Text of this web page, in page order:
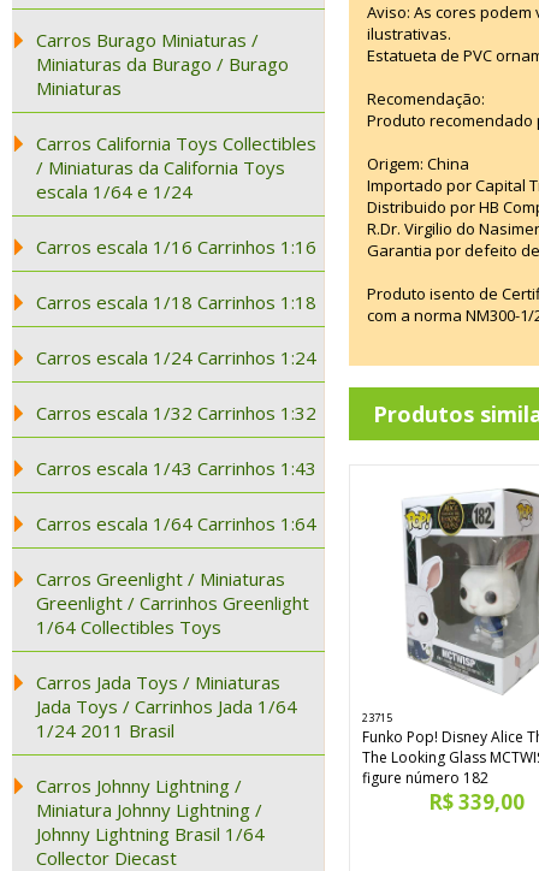
Carros Burago Miniaturas /
Miniaturas da Burago / Burago
Miniaturas
Carros California Toys Collectibles
/ Miniaturas da California Toys
escala 1/64 e 1/24
Carros escala 1/16 Carrinhos 1:16
Carros escala 1/18 Carrinhos 1:18
Carros escala 1/24 Carrinhos 1:24
Carros escala 1/32 Carrinhos 1:32
Carros escala 1/43 Carrinhos 1:43
Carros escala 1/64 Carrinhos 1:64
Carros Greenlight / Miniaturas
Greenlight / Carrinhos Greenlight
1/64 Collectibles Toys
Carros Jada Toys / Miniaturas
Jada Toys / Carrinhos Jada 1/64
1/24 2011 Brasil
Carros Johnny Lightning /
Miniatura Johnny Lightning /
Johnny Lightning Brasil 1/64
Collector Diecast
Aviso: As cores
ilustrativas.
Estatueta de PVC
Recomendação:
Produto recomendado
Origem: China
Importado por Capital
Distribuido por HB
R.Dr. Virgilio do
Garantia por defeito
Produto isento de
com a norma NM300-
Produtos
23715
Funko Pop! Disney Alice
The Looking Glass
figure número 182
R$ 339,00